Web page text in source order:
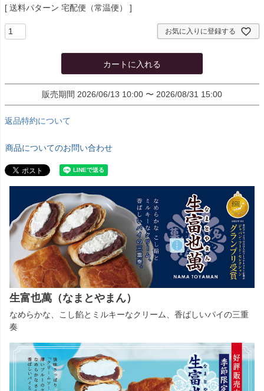
送料パターン 宅配便（常温便）
お気に入りに登録する
カートに入れる
販売期間 2026/06/13 10:00 〜 2026/08/31 15:00
返品特約について
商品についてのお問い合わせ
生富也萬（なまとやまん）
なめらかな、こし餡とミルキーなクリーム、香ばしいパイの三重
奏